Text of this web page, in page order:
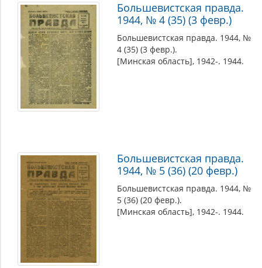
Большевистская правда.
1944, № 4 (35) (3 февр.)
Большевистская правда. 1944, №
4 (35) (3 февр.).
[Минская область], 1942-. 1944.
Большевистская правда.
1944, № 5 (36) (20 февр.)
Большевистская правда. 1944, №
5 (36) (20 февр.).
[Минская область], 1942-. 1944.